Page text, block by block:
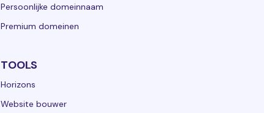
Persoonlijke domeinnaam
Premium domeinen
TOOLS
Horizons
Website bouwer